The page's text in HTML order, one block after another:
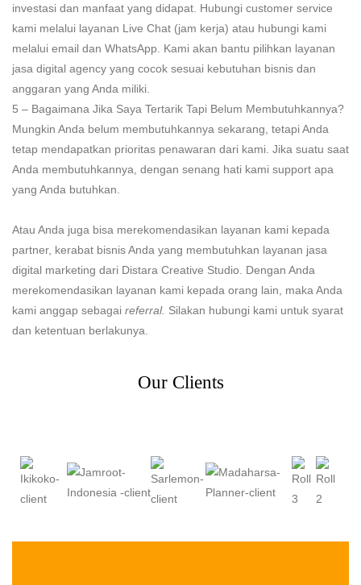
investasi dan manfaat yang didapat. Hubungi customer service
kami melalui layanan Live Chat (jam kerja) atau hubungi kami
melalui email dan WhatsApp. Kami akan bantu pilihkan layanan
jasa digital agency yang cocok sesuai kebutuhan bisnis dan
anggaran yang Anda miliki.
5 – Bagaimana Jika Saya Tertarik Tapi Belum Membutuhkannya?
Mungkin Anda belum membutuhkannya sekarang, tetapi Anda
tetap mendapatkan prioritas penawaran dari kami. Jika suatu saat
Anda membutuhkannya, dengan senang hati kami support apa
yang Anda butuhkan.
Atau Anda juga bisa merekomendasikan layanan kami kepada
partner, kerabat bisnis Anda yang membutuhkan layanan jasa
digital marketing dari Distara Creative Studio. Dengan Anda
merekomendasikan layanan kami kepada orang lain, maka Anda
kami anggap sebagai referral. Silakan hubungi kami untuk syarat
dan ketentuan berlakunya.
Our Clients